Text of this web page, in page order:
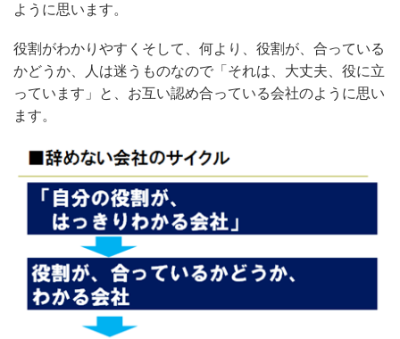
ように思います。
役割がわかりやすくそして、何より、役割が、合っている
かどうか、人は迷うものなので「それは、大丈夫、役に立
っています」と、お互い認め合っている会社のように思い
ます。